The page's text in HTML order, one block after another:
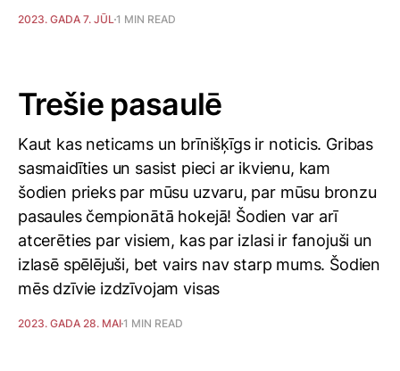
2023. GADA 7. JŪL1 MIN READ
Trešie pasaulē
Kaut kas neticams un brīnišķīgs ir noticis. Gribas
sasmaidīties un sasist pieci ar ikvienu, kam
šodien prieks par mūsu uzvaru, par mūsu bronzu
pasaules čempionātā hokejā! Šodien var arī
atcerēties par visiem, kas par izlasi ir fanojuši un
izlasē spēlējuši, bet vairs nav starp mums. Šodien
mēs dzīvie izdzīvojam visas
2023. GADA 28. MAI1 MIN READ